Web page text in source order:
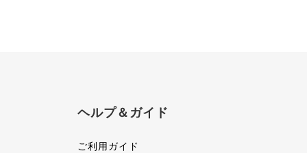
ヘルプ＆ガイド
ご利用ガイド